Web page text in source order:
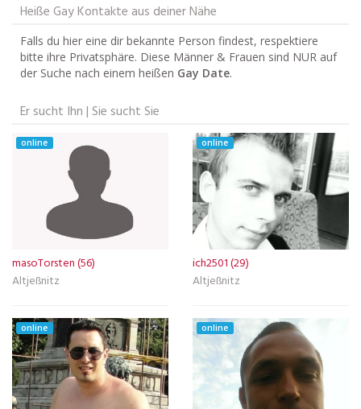
Heiße Gay Kontakte aus deiner Nähe
Falls du hier eine dir bekannte Person findest, respektiere
bitte ihre Privatsphäre. Diese Männer & Frauen sind NUR auf
der Suche nach einem heißen Gay Date.
Er sucht Ihn | Sie sucht Sie
online
masoTorsten (56)
Altjeßnitz
online
ich2501 (29)
Altjeßnitz
online online